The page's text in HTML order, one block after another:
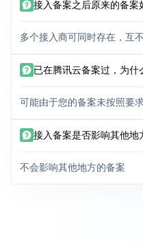
接入备案之后原来的备案
多个接入商可同时存在，互
已在腾讯云备案过，为什
可能由于您的备案未按照要
接入备案是否影响其他地
不会影响其他地方的备案